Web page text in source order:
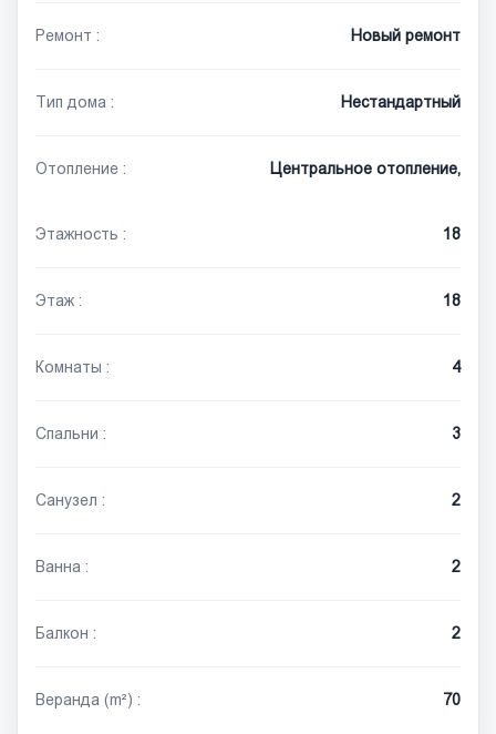
Ремонт : Новый ремонт
Тип дома : Нестандартный
Отопление : Центральное отопление,
Этажность : 18
Этаж : 18
Комнаты : 4
Спальни : 3
Санузел : 2
Ванна : 2
Балкон : 2
Веранда (m²) : 70